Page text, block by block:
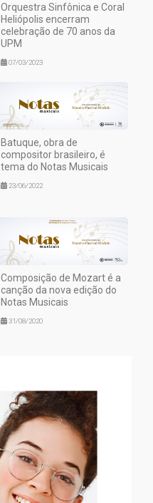
Orquestra Sinfônica e Coral
Heliópolis encerram
celebração de 70 anos da
UPM
07/03/2023
Batuque, obra de
compositor brasileiro, é
tema do Notas Musicais
23/06/2022
Composição de Mozart é a
canção da nova edição do
Notas Musicais
31/08/2020